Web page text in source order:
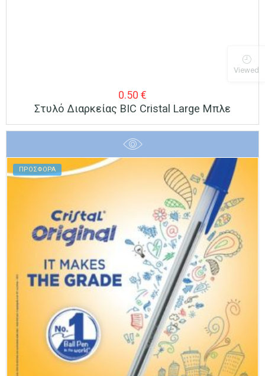
0.50 €
Στυλό Διαρκείας BIC Cristal Large Μπλε
ΠΡΟΣΦΟΡΑ
Viewed